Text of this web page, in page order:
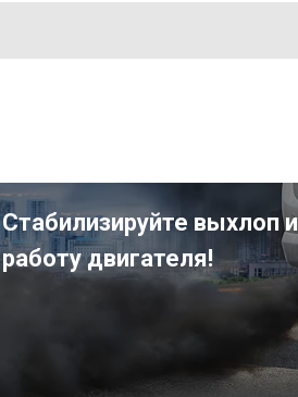
Стабилизируйте выхлоп и
работу двигателя!